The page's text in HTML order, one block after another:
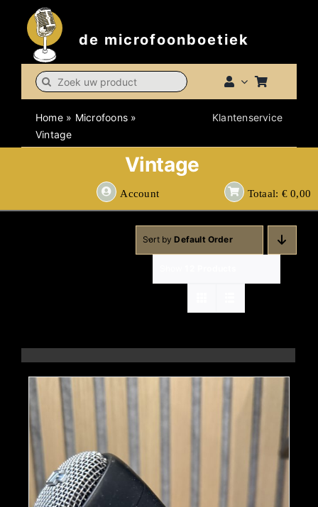
content
de microfoonboetiek
Search
for:
Home» Microfoons »
Vintage
Klantenservice
Vintage
Account Totaal: €0,00
Sort byDefault Order